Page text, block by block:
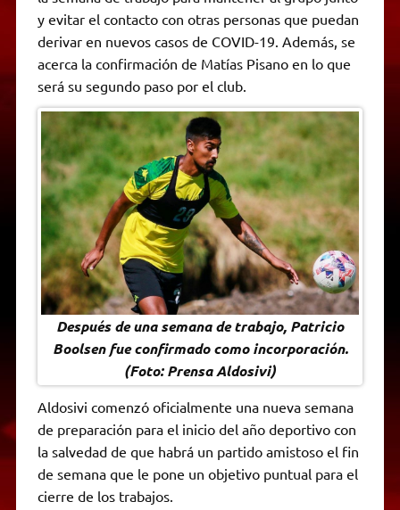
A
p
p
a
m
e
r
o
o
k
n
g
e
n
k
r
i
n
d
l
y
y evitar el contacto con otras personas que puedan
derivar en nuevos casos de COVID-19. Además, se
acerca la confirmación de Matías Pisano en lo que
será su segundo paso por el club.
Después de una semana de trabajo, Patricio
Boolsen fue confirmado como incorporación.
(Foto: Prensa Aldosivi)
Aldosivi comenzó oficialmente una nueva semana
de preparación para el inicio del año deportivo con
la salvedad de que habrá un partido amistoso el fin
de semana que le pone un objetivo puntual para el
cierre de los trabajos.